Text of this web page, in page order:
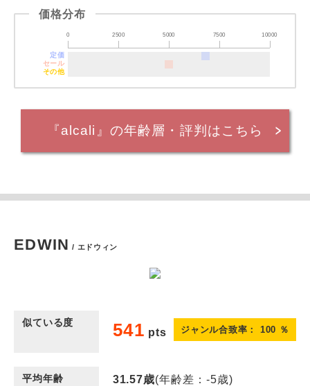
価格分布
0 2500 5000 7500 10000
定価
セール
その他
『alcali』の年齢層・評判はこちら
EDWIN / エドウィン
似ている度 541 pts ジャンル合致率： 100 ％
平均年齢 31.57歳(年齢差：-5歳)